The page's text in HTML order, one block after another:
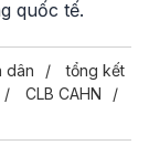
quốc tế.
dân
tổng kết
CLB CAHN